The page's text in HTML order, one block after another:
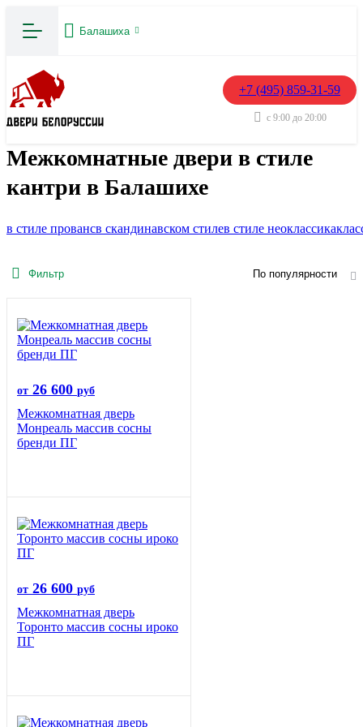
Балашиха
+7 (495) 859-31-59
с 9:00 до 20:00
Межкомнатные двери в стиле
кантри в Балашихе
в стиле провансв скандинавском стилев стиле неоклассика
Фильтр По популярности
от 26 600 руб
Межкомнатная дверь
Монреаль массив сосны
бренди ПГ
от 26 600 руб
Межкомнатная дверь
Торонто массив сосны ироко
ПГ